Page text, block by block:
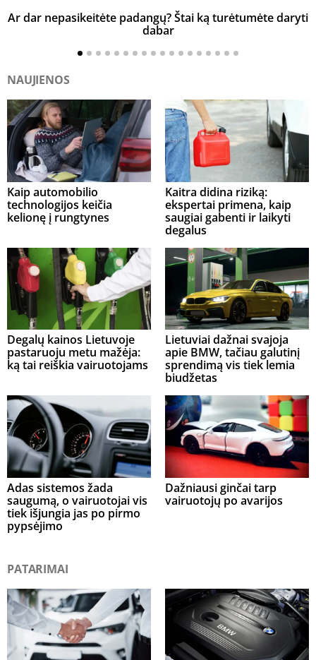
Ar dar nepasikeitėte padangų? Štai ką turėtumėte daryti
dabar
NAUJIENOS
Kaip automobilio
technologijos keičia
kelionę į rungtynes
Kaitra didina riziką:
ekspertai primena, kaip
saugiai gabenti ir laikyti
degalus
Degalų kainos Lietuvoje
pastaruoju metu mažėja:
ką tai reiškia vairuotojams
Lietuviai dažnai svajoja
apie BMW, tačiau galutinį
sprendimą vis tiek lemia
biudžetas
Adas sistemos žada
saugumą, o vairuotojai vis
tiek išjungia jas po pirmo
pypsėjimo
Dažniausi ginčai tarp
vairuotojų po avarijos
PATARIMAI